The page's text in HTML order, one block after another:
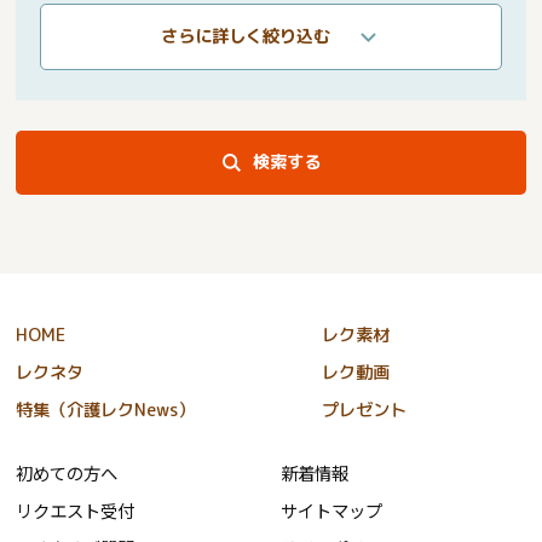
さらに詳しく絞り込む
検索する
HOME
レク素材
レクネタ
レク動画
特集（介護レクNews）
プレゼント
初めての方へ
リクエスト受付
新着情報
サイトマップ